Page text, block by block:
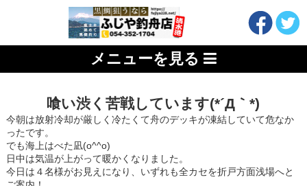
メニューを見る
喰い渋く苦戦しています(*´Д｀*)
今朝は放射冷却が厳しく冷たくて舟のデッキが凍結していて危なか
ったです。
でも海上はべた凪(o^^o)
日中は気温が上がって暖かくなりました。
今日は４名様がお見えになり、いずれも全カセを折戸方面浅場へと